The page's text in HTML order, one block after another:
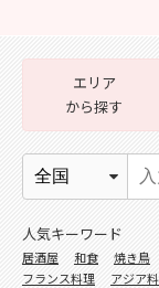
エリア
から探す
人気キーワード
居酒屋 和食 焼き鳥
フランス料理
アジア